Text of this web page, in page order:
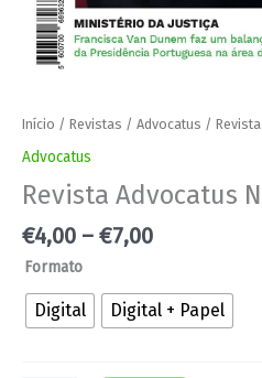
Início / Revistas / Advocatus /
Advocatus
Revista Advocatus
€4,00 – €7,00
Formato
Digital Digital + Papel